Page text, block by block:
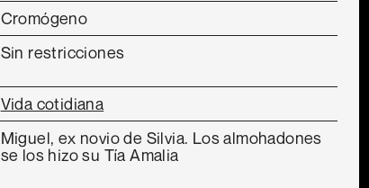
Cromógeno
Sin restricciones
Vida cotidiana
Miguel, ex novio de Silvia. Los almohadones
se los hizo su Tía Amalia